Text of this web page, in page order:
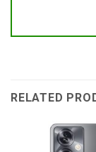
RELATED